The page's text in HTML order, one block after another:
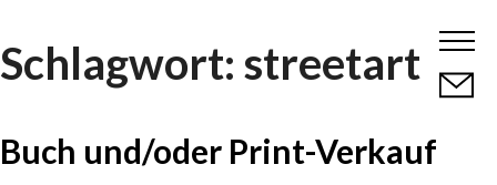
to
content
Schlagwort: streetart
Buch und/oder Print-Verkauf